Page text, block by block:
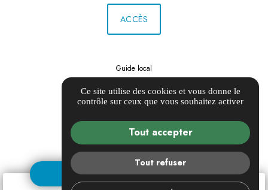
DEMANDE DE DEVIS
ACCÈS
Guide local
Mentions légales
Politique de confidentialité
Gestion des cookies
Ce site utilise des cookies et vous donne le
contrôle sur ceux que vous souhaitez activer
Tout accepter
Tout refuser